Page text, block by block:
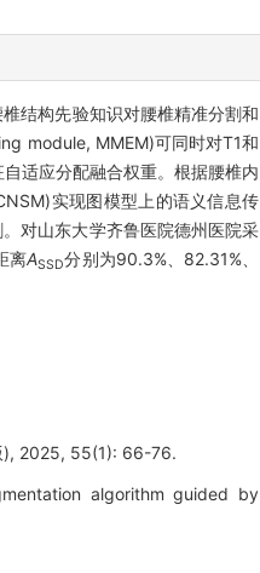
结构先验知识对腰椎精准分割和
module, MMEM)可同时对T1和
适应分配融合权重。根据腰椎内
实现图模型上的语义信息传
对山东大学齐鲁医院德州医院采
离ASSD分别为90.3%、82.31%、
), 2025, 55(1): 66-76.
algorithm guided by